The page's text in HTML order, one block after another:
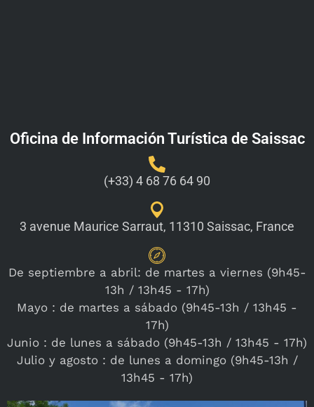
Oficina de Información Turística de Saissac
(+33) 4 68 76 64 90
3 avenue Maurice Sarraut, 11310 Saissac, France
De septiembre a abril: de martes a viernes (9h45-
13h / 13h45 - 17h)
Mayo : de martes a sábado (9h45-13h / 13h45 -
17h)
Junio : de lunes a sábado (9h45-13h / 13h45 - 17h)
Julio y agosto : de lunes a domingo (9h45-13h /
13h45 - 17h)